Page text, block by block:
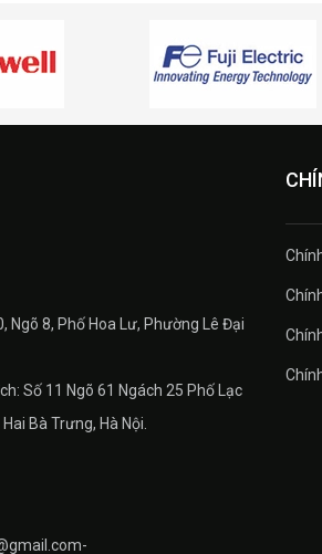
Ngõ 8, Phố Hoa Lư, Phường Lê Đại
Số 11 Ngõ 61 Ngách 25 Phố Lạc
Bà Trưng, Hà Nội.